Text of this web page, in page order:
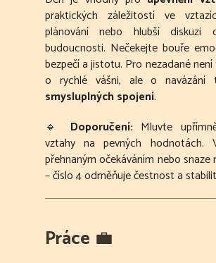
praktických záležitostí ve
plánování nebo hlubší diskuzi
budoucnosti. Nečekejte bouře
bezpečí a jistotu. Pro nezadané
o rychlé vášni, ale o navázání
smysluplných spojení.
🔹 Doporučení: Mluvte
vztahy na pevných hodnotách.
přehnaným očekáváním nebo snaze
– číslo 4 odměňuje čestnost a
Práce 💼